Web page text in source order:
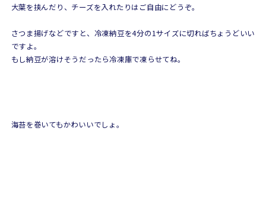
大葉を挟んだり、チーズを入れたりはご自由にどうぞ。
さつま揚げなどですと、冷凍納豆を4分の1サイズに切ればちょうどいい
ですよ。
もし納豆が溶けそうだったら冷凍庫で凍らせてね。
海苔を巻いてもかわいいでしょ。